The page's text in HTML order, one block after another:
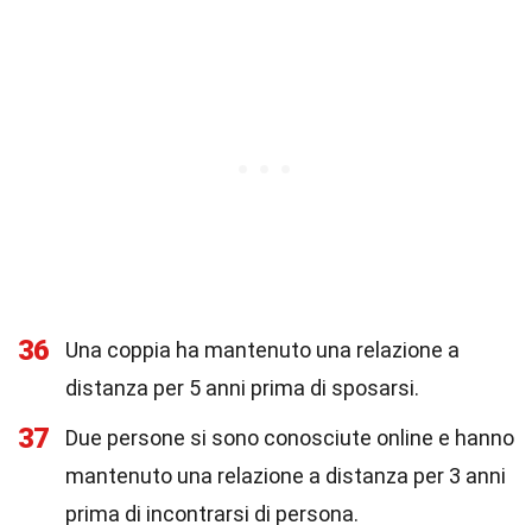
36
Una coppia ha mantenuto una relazione a
distanza per 5 anni prima di sposarsi.
37
Due persone si sono conosciute online e hanno
mantenuto una relazione a distanza per 3 anni
prima di incontrarsi di persona.